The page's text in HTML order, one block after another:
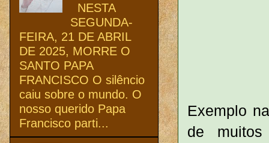
Exemplo
de
NESTA
SEGUNDA-
FEIRA, 21 DE ABRIL
DE 2025, MORRE O
SANTO PAPA
FRANCISCO O silêncio
caiu sobre o mundo. O
nosso querido Papa
Francisco parti...